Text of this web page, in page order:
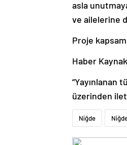
asla
ve ailelerine
Proje
Haber
“Yayınlanan
üzerinden
Niğde